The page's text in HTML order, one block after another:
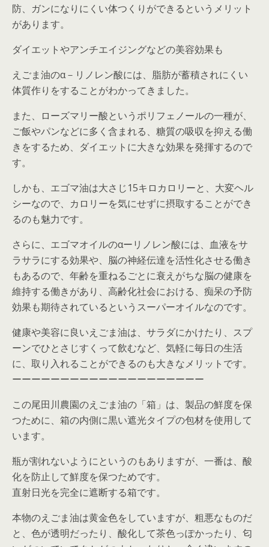
防、ガンになりにくい体つくりができるというメリット
があります。
ダイエットやアンチエイジングなどの美容効果も
えごま油のα－リノレン酸には、脂肪が蓄積されにくい
体質作りをすることがわかってきました。
また、ローズマリー酸というポリフェノールの一種が、
ご飯やパンなどに多く含まれる、糖質の吸収を抑える働
きをするため、ダイエットに大きな効果を発揮するので
す。
しかも、エゴマ油は大さじ15キロカロリーと、大変ヘル
シーなので、カロリーを気にせずに摂取することができ
るのも魅力です。
さらに、エゴマオイルのαーリノレン酸には、血液をサ
ラサラにする効果や、脳の神経伝達を活性化させる働き
もあるので、年齢を重ねるごとに衰えがちな脳の健康を
維持する働きがあり、高齢化社会における、痴呆の予防
効果も期待されているというスーパーオイルなのです。
健康や美容に良いえごま油は、サラダにかけたり、スプ
ーンでひとさじすくって飲むなど、気軽に毎日の生活
に、取り入れることができるのも大きなメリットです。
ーーーーーーーーーーーーーーーーーーーー
この尾田川農園のえごま油の「箱」は、製品の鮮度を保
つために、箱の内側に黒い遮光タイプの包材を使用して
います。
瓶が割れないようにというのもありますが、一番は、酸
化を防止して鮮度を保つためです。
直射日光を完全に遮断する箱です。
本物のえごま油は黄金色をしていますが、粗悪なものだ
と、色が透明だったり、酸化して茶色っぽかったり、匂